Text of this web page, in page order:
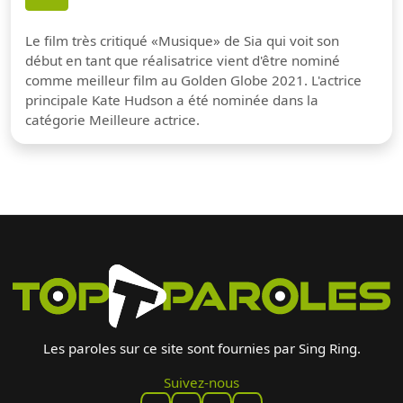
Le film très critiqué «Musique» de Sia qui voit son
début en tant que réalisatrice vient d'être nominé
comme meilleur film au Golden Globe 2021. L'actrice
principale Kate Hudson a été nominée dans la
catégorie Meilleure actrice.
Les paroles sur ce site sont fournies par Sing Ring.
Suivez-nous